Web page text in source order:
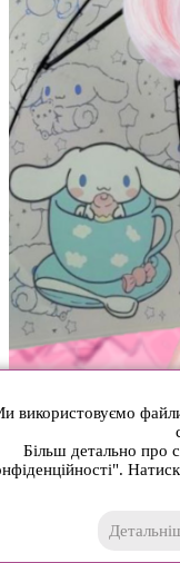
використовуємо
Більш детально про